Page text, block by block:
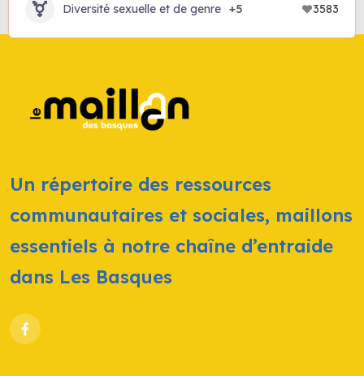
Diversité sexuelle et de genre +5 3583
Un répertoire des ressources
communautaires et sociales, maillons
essentiels à notre chaîne d’entraide
dans Les Basques